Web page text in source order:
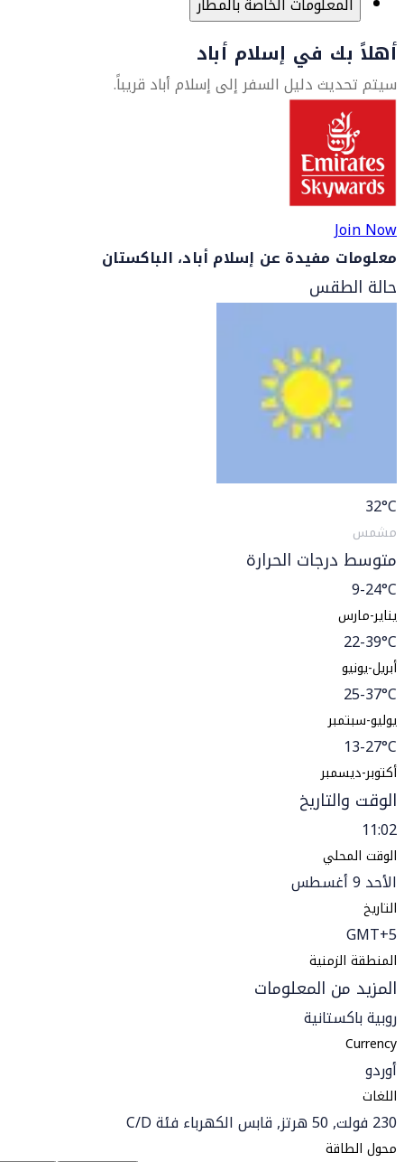
أهلاً بك في إسلام أباد
سيتم تحديث دليل السفر إلى إسلام أباد قريباً.
Join Now
معلومات مفيدة عن إسلام أباد، الباكستان
حالة الطقس
32°C
مشمس
متوسط درجات الحرارة
9-24°C
يناير-مارس
22-39°C
أبريل-يونيو
25-37°C
يوليو-سبتمبر
13-27°C
أكتوبر-ديسمبر
الوقت والتاريخ
11:02
الوقت المحلي
الأحد 9 أغسطس
التاريخ
GMT+5
المنطقة الزمنية
المزيد من المعلومات
روبية باكستانية
Currency
أوردو
اللغات
230 فولت, 50 هرتز, قابس الكهرباء فئة C/D
محول الطاقة